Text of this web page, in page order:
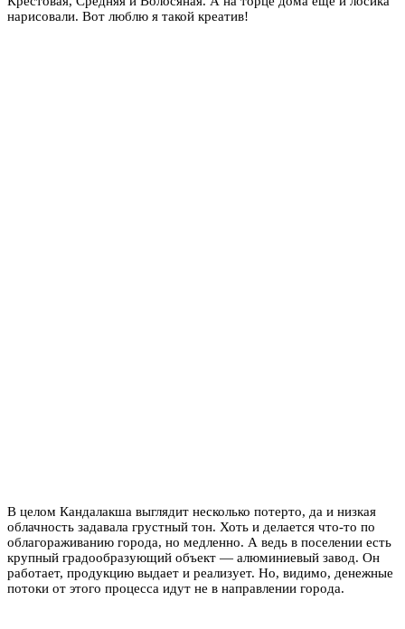
нарисовали. Вот люблю я такой креатив!
В целом Кандалакша выглядит несколько потерто, да и низкая
облачность задавала грустный тон. Хоть и делается что-то по
облагораживанию города, но медленно. А ведь в поселении есть
крупный градообразующий объект — алюминиевый завод. Он
работает, продукцию выдает и реализует. Но, видимо, денежные
потоки от этого процесса идут не в направлении города.